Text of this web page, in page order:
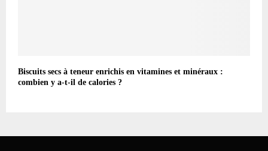
Biscuits secs à teneur enrichis en vitamines et minéraux :
combien y a-t-il de calories ?